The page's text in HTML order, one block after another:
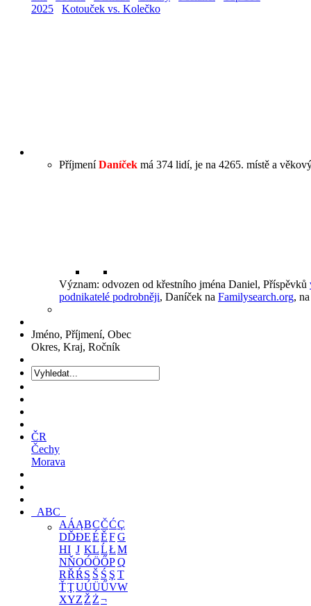
2025
Kotouček vs. Kolečko
PříjmeníDaníček má 374 lidí, je na 4265. místě a
Význam: odvozen od křestního jména Daniel, Příspěvků
podnikatelé podrobněji, Daníček na Familysearch.org,
Jméno, Příjmení, Obec
Okres, Kraj, Ročník
ČR
Čechy
Morava
ABC
AÁĄBCČĆÇ
DĎĐEÉĚFG
HI J KLĹŁM
NŇOÓÖŐPQ
RŘŔ S Š Ś Ş T
ŤŢUÚÜŰVW
XYZ Ž Ż¬